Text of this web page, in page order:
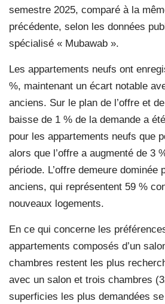
semestre 2025, comparé à la
précédente, selon les données
spécialisé « Mubawab ».
Les appartements neufs ont
%, maintenant un écart notable
anciens. Sur le plan de l’offre et
baisse de 1 % de la demande a
pour les appartements neufs que
alors que l’offre a augmenté de 3
période. L’offre demeure dominée
anciens, qui représentent 59 %
nouveaux logements.
En ce qui concerne les
appartements composés d’un
chambres restent les plus
avec un salon et trois chambres
superficies les plus demandées